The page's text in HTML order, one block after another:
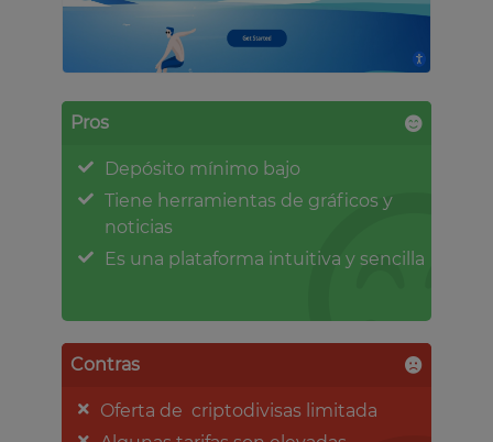
Pros
Depósito mínimo bajo
Tiene herramientas de gráficos y
noticias
Es una plataforma intuitiva y sencilla
Contras
Oferta de criptodivisas limitada